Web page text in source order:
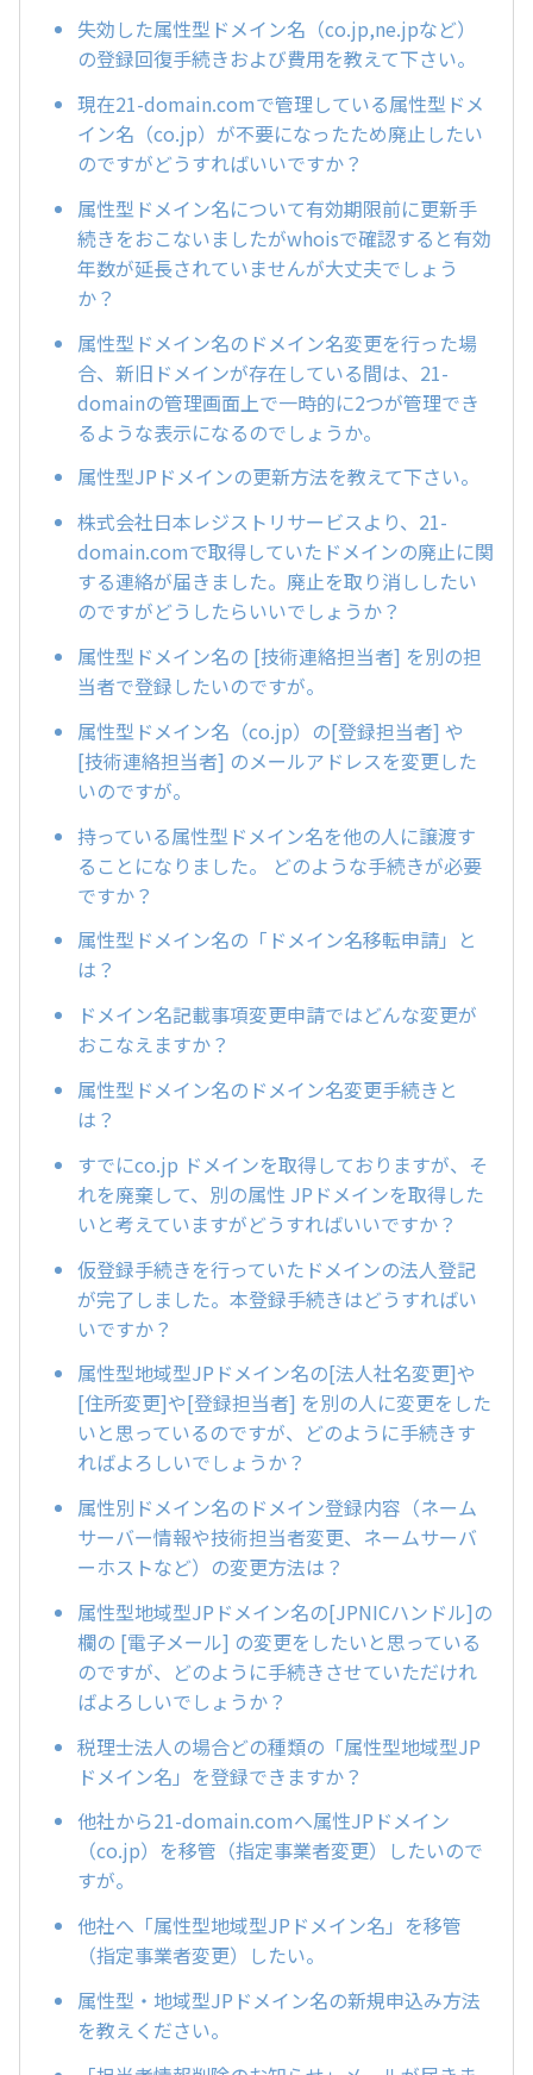
失効した属性型ドメイン名（co.jp,ne.jpなど）
の登録回復手続きおよび費用を教えて下さい。
現在21-domain.comで管理している属性型ドメ
イン名（co.jp）が不要になったため廃止したい
のですがどうすればいいですか？
属性型ドメイン名について有効期限前に更新手
続きをおこないましたがwhoisで確認すると有効
年数が延長されていませんが大丈夫でしょう
か？
属性型ドメイン名のドメイン名変更を行った場
合、新旧ドメインが存在している間は、21-
domainの管理画面上で一時的に2つが管理でき
るような表示になるのでしょうか。
属性型JPドメインの更新方法を教えて下さい。
株式会社日本レジストリサービスより、21-
domain.comで取得していたドメインの廃止に関
する連絡が届きました。廃止を取り消ししたい
のですがどうしたらいいでしょうか？
属性型ドメイン名の [技術連絡担当者] を別の担
当者で登録したいのですが。
属性型ドメイン名（co.jp）の[登録担当者] や
[技術連絡担当者] のメールアドレスを変更した
いのですが。
持っている属性型ドメイン名を他の人に譲渡す
ることになりました。 どのような手続きが必要
ですか？
属性型ドメイン名の「ドメイン名移転申請」と
は？
ドメイン名記載事項変更申請ではどんな変更が
おこなえますか？
属性型ドメイン名のドメイン名変更手続きと
は？
すでにco.jp ドメインを取得しておりますが、そ
れを廃棄して、別の属性 JPドメインを取得した
いと考えていますがどうすればいいですか？
仮登録手続きを行っていたドメインの法人登記
が完了しました。本登録手続きはどうすればい
いですか？
属性型地域型JPドメイン名の[法人社名変更]や
[住所変更]や[登録担当者] を別の人に変更をした
いと思っているのですが、どのように手続きす
ればよろしいでしょうか？
属性別ドメイン名のドメイン登録内容（ネーム
サーバー情報や技術担当者変更、ネームサーバ
ーホストなど）の変更方法は？
属性型地域型JPドメイン名の[JPNICハンドル]の
欄の [電子メール] の変更をしたいと思っている
のですが、どのように手続きさせていただけれ
ばよろしいでしょうか？
税理士法人の場合どの種類の「属性型地域型JP
ドメイン名」を登録できますか？
他社から21-domain.comへ属性JPドメイン
（co.jp）を移管（指定事業者変更）したいので
すが。
他社へ「属性型地域型JPドメイン名」を移管
（指定事業者変更）したい。
属性型・地域型JPドメイン名の新規申込み方法
を教えください。